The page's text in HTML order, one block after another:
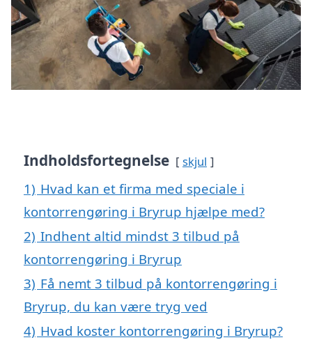
Indholdsfortegnelse skjul
1) Hvad kan et firma med speciale i
kontorrengøring i Bryrup hjælpe med?
2) Indhent altid mindst 3 tilbud på
kontorrengøring i Bryrup
3) Få nemt 3 tilbud på kontorrengøring i
Bryrup, du kan være tryg ved
4) Hvad koster kontorrengøring i Bryrup?